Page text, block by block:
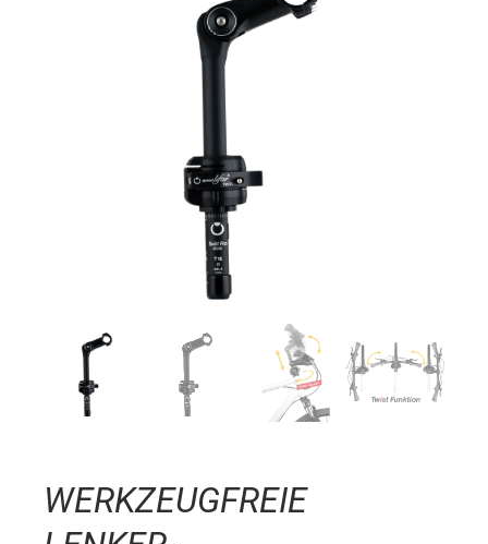
WERKZEUGFREIE